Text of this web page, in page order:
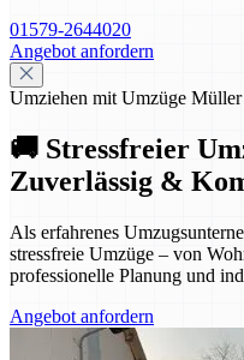
01579-2644020
Angebot anfordern
Umziehen mit Umzüge Müller
🚚 Stressfreier
Zuverlässig &
Als erfahrenes
stressfreie Umzüge – von
professionelle Planung und
Angebot anfordern